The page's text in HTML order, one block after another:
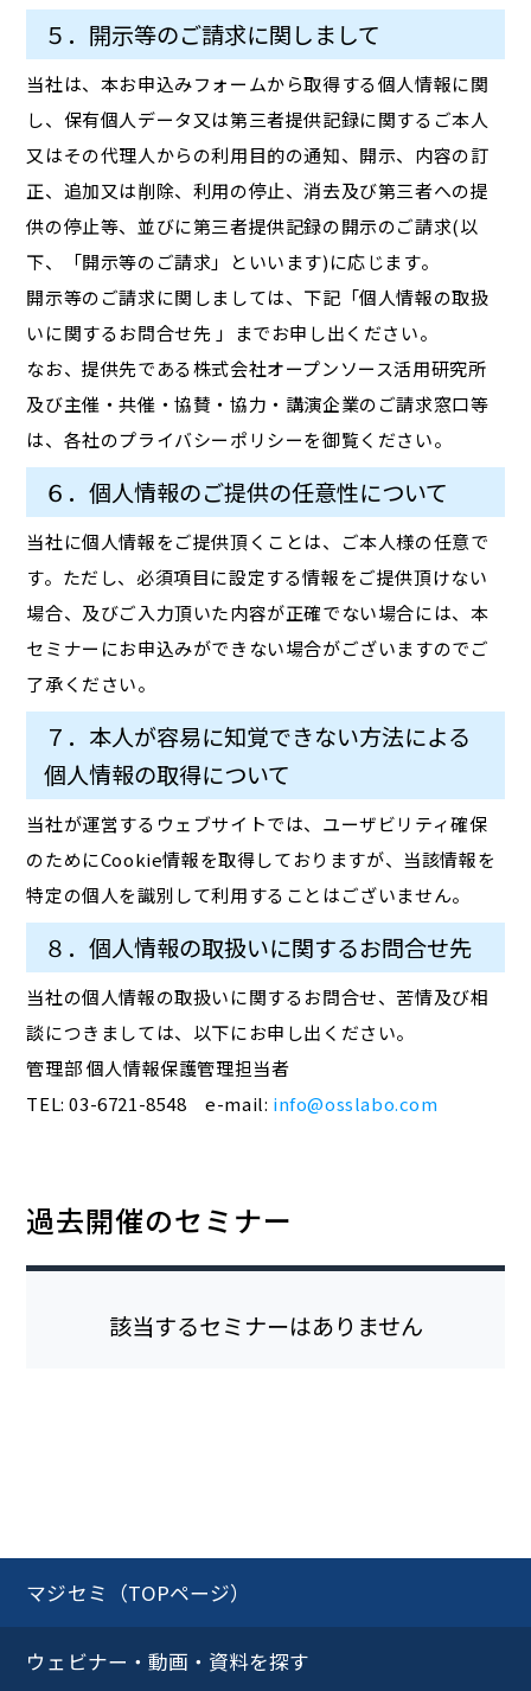
５．開示等のご請求に関しまして
当社は、本お申込みフォームから取得する個人情報に関
し、保有個人データ又は第三者提供記録に関するご本人
又はその代理人からの利用目的の通知、開示、内容の訂
正、追加又は削除、利用の停止、消去及び第三者への提
供の停止等、並びに第三者提供記録の開示のご請求(以
下、「開示等のご請求」といいます)に応じます。
開示等のご請求に関しましては、下記「個人情報の取扱
いに関するお問合せ先 」までお申し出ください。
なお、提供先である株式会社オープンソース活用研究所
及び主催・共催・協賛・協力・講演企業のご請求窓口等
は、各社のプライバシーポリシーを御覧ください。
６．個人情報のご提供の任意性について
当社に個人情報をご提供頂くことは、ご本人様の任意で
す。ただし、必須項目に設定する情報をご提供頂けない
場合、及びご入力頂いた内容が正確でない場合には、本
セミナーにお申込みができない場合がございますのでご
了承ください。
７．本人が容易に知覚できない方法による
個人情報の取得について
当社が運営するウェブサイトでは、ユーザビリティ確保
のためにCookie情報を取得しておりますが、当該情報を
特定の個人を識別して利用することはございません。
８．個人情報の取扱いに関するお問合せ先
当社の個人情報の取扱いに関するお問合せ、苦情及び相
談につきましては、以下にお申し出ください。
管理部 個人情報保護管理担当者
TEL: 03-6721-8548 e-mail: info@osslabo.com
過去開催のセミナー
該当するセミナーはありません
マジセミ（TOPページ）
ウェビナー・動画・資料を探す